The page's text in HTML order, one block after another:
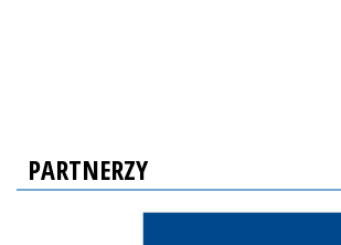
PARTNERZY